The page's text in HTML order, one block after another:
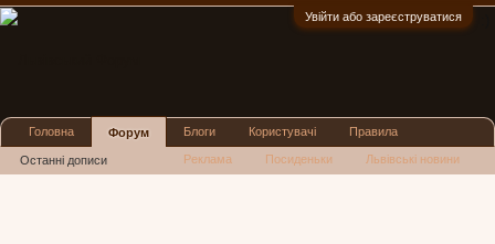
Увійти або зареєструватися
Головна Форум
Останні дописи
Блоги Користувачі Правила
Реклама Посиденьки Львівські новини